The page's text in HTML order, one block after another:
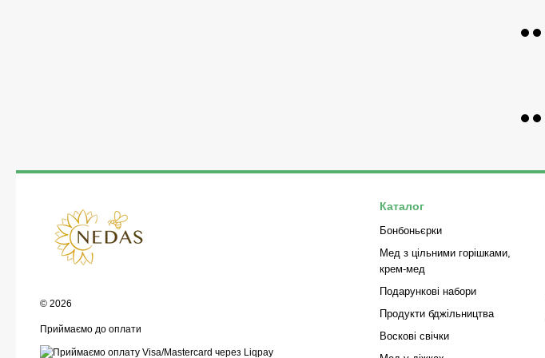
© 2026
Приймаємо до оплати
Каталог
Бонбоньєрки
Мед з цільними горішками,
крем-мед
Подарункові набори
Продукти бджільництва
Воскові свічки